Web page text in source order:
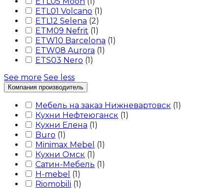
ETL01 Volcano (1)
ETL12 Selena (2)
ETM09 Nefrit (1)
ETW10 Barcelona (1)
ETW08 Aurora (1)
ETS03 Nero (1)
See more See less
Компания производитель
Мебель на заказ Нижневартовск (1)
Кухни Нефтеюганск (1)
Кухни Елена (1)
Buro (1)
Minimax Mebel (1)
Кухни Омск (1)
Сатин-Мебель (1)
H-mebel (1)
Riomobili (1)